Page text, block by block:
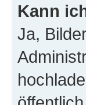
Kann
Ja,